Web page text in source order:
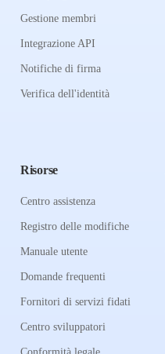
Gestione membri
Integrazione API
Notifiche di firma
Verifica dell'identità
Risorse
Centro assistenza
Registro delle modifiche
Manuale utente
Domande frequenti
Fornitori di servizi fidati
Centro sviluppatori